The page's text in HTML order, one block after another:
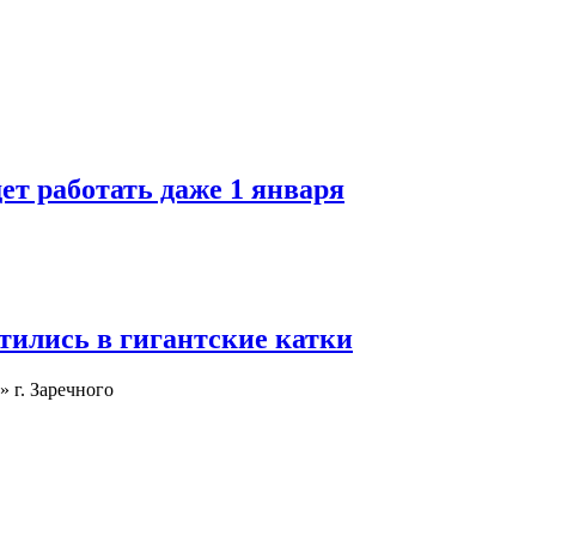
работать даже 1 января
в гигантские катки
Заречного